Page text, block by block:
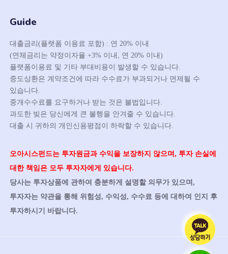
Guide
대출금리(플랫폼 이용료 포함) : 연 20% 이내
(연체금리는 약정이자율 +3% 이내, 연 20% 이내)
플랫폼이용료 및 기타 부대비용이 발생할 수 있습니다.
중도상환은 계약조건에 따라 수수료가 부과되거나 면제될 수
있습니다.
중개수수료를 요구하거나 받는 것은 불법입니다.
과도한 빚은 당신에게 큰 불행을 안겨줄 수 있습니다.
대출 시 귀하의 개인신용평점이 하락할 수 있습니다.
오아시스펀드는 투자원금과 수익을 보장하지 않으며, 투자 손실에
대한 책임은 모두 투자자에게 있습니다.
당사는 투자상품에 관하여 충분하게 설명할 의무가 있으며,
투자자는 약관을 통해 위험성, 수익성, 수수료 등에 대하여 인지 후
투자하시기 바랍니다.